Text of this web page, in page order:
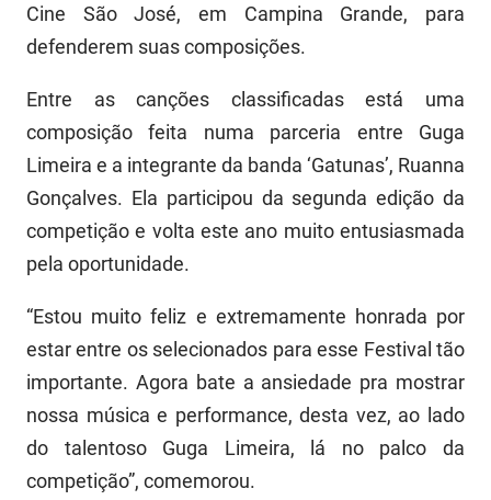
Saúde
Segurança e Defesa Social
Turismo e Desenvolvimento Econômico
IASS
IPHAEP
JUCEP
LIFESA
LOTEP
PBGÁS
PB Saúde
PBTUR
PBPREV
Cine São José, em Campina Grande, para
defenderem suas composições.
Entre as canções classificadas está uma
composição feita numa parceria entre Guga
Limeira e a integrante da banda ‘Gatunas’, Ruanna
Gonçalves. Ela participou da segunda edição da
competição e volta este ano muito entusiasmada
pela oportunidade.
“Estou muito feliz e extremamente honrada por
estar entre os selecionados para esse Festival tão
importante. Agora bate a ansiedade pra mostrar
nossa música e performance, desta vez, ao lado
do talentoso Guga Limeira, lá no palco da
competição”, comemorou.